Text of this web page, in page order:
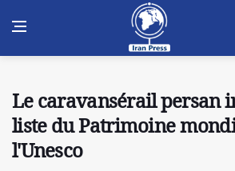
Le caravansérail persan
liste du Patrimoine
l'Unesco